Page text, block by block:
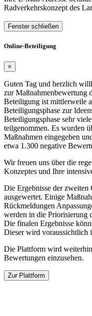
Radverkehrskonzept des
Fenster schließen
Online-Beteiligung
×
Guten Tag und herzlich
zur Maßnahmenbewertung
Beteiligung ist mittlerweile
Beteiligungsphase zur
Beteiligungsphase sehr
teilgenommen. Es wurden
Maßnahmen eingegeben
etwa 1.300 negative
Wir freuen uns über die
Konzeptes und Ihre
Die Ergebnisse der
ausgewertet. Einige
Rückmeldungen
werden in die Priorisierung
Die finalen Ergebnisse
Dieser wird voraussichtlich
Die Plattform wird
Bewertungen einzusehen.
Zur Plattform